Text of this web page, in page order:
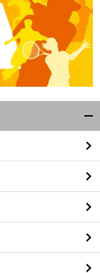
閉
る